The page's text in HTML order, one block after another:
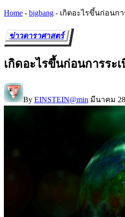
Home - bigbang - เกิดอะไรขึ้นก่อนกา
ข่าวดาราศาสตร์
เกิดอะไรขึ้นก่อนการระ
By EINSTEIN@min มีนาคม